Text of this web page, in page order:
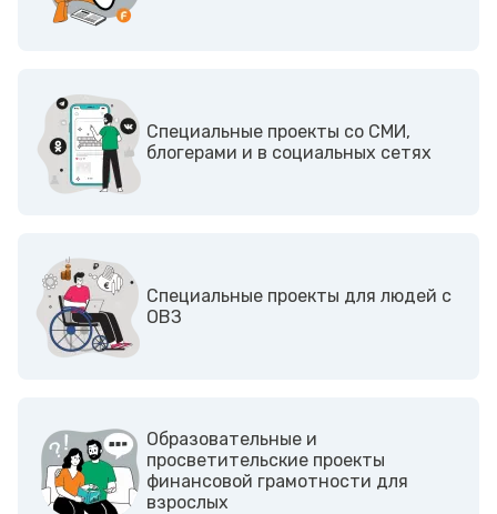
Cпециальные проекты со СМИ,
блогерами и в социальных сетях
Cпециальные проекты для людей с
ОВЗ
Образовательные и
просветительские проекты
финансовой грамотности для
взрослых